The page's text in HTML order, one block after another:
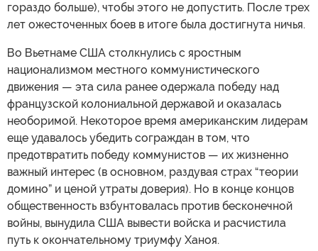
гораздо больше), чтобы этого не допустить. После трех
лет ожесточенных боев в итоге была достигнута ничья.
Во Вьетнаме США столкнулись с яростным
национализмом местного коммунистического
движения — эта сила ранее одержала победу над
французской колониальной державой и оказалась
необоримой. Некоторое время американским лидерам
еще удавалось убедить сограждан в том, что
предотвратить победу коммунистов — их жизненно
важный интерес (в основном, раздувая страх “теории
домино” и ценой утраты доверия). Но в конце концов
общественность взбунтовалась против бесконечной
войны, вынудила США вывести войска и расчистила
путь к окончательному триумфу Ханоя.